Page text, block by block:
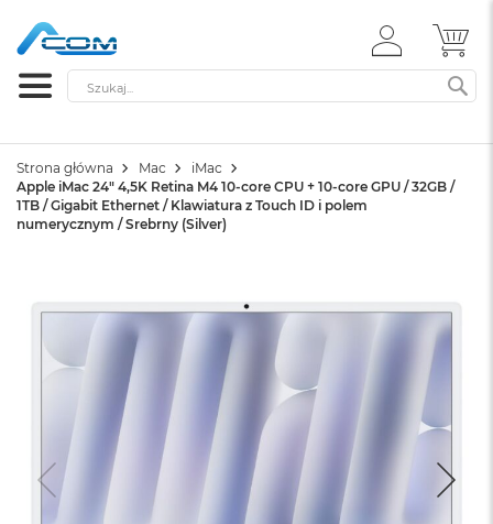
ZALOGUJ
SIĘ
Szukaj
Strona główna Mac
iMac
Apple iMac 24" 4,5K Retina M4 10-core CPU + 10-core GPU / 32GB /
1TB / Gigabit Ethernet / Klawiatura z Touch ID i polem
numerycznym / Srebrny (Silver)